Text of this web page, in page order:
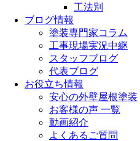
工法別
ブログ情報
塗装専門家コラム
工事現場実況中継
スタッフブログ
代表ブログ
お役立ち情報
安心の外壁屋根塗装
お客様の声 一覧
動画紹介
よくあるご質問